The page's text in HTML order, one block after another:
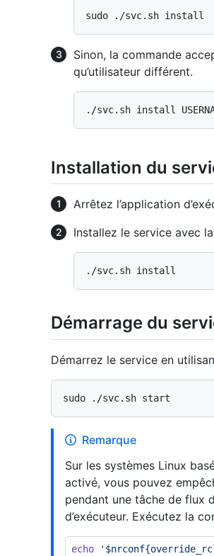
Sinon, la commande
qu’utilisateur différent.
Installation du
Arrêtez l’application
Installez le service avec
Démarrage du
Démarrez le service en
Remarque
Sur les systèmes Linux
activé, vous pouvez
pendant une tâche de flux
d’exécuteur. Exécutez la
echo